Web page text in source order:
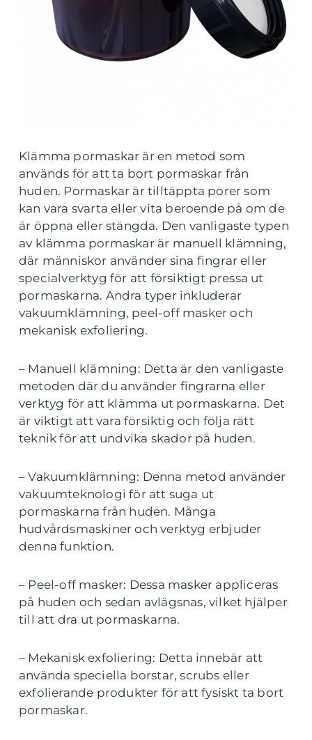
Klämma pormaskar är en metod som
används för att ta bort pormaskar från
huden. Pormaskar är tilltäppta porer som
kan vara svarta eller vita beroende på om de
är öppna eller stängda. Den vanligaste typen
av klämma pormaskar är manuell klämning,
där människor använder sina fingrar eller
specialverktyg för att försiktigt pressa ut
pormaskarna. Andra typer inkluderar
vakuumklämning, peel-off masker och
mekanisk exfoliering.
– Manuell klämning: Detta är den vanligaste
metoden där du använder fingrarna eller
verktyg för att klämma ut pormaskarna. Det
är viktigt att vara försiktig och följa rätt
teknik för att undvika skador på huden.
– Vakuumklämning: Denna metod använder
vakuumteknologi för att suga ut
pormaskarna från huden. Många
hudvårdsmaskiner och verktyg erbjuder
denna funktion.
– Peel-off masker: Dessa masker appliceras
på huden och sedan avlägsnas, vilket hjälper
till att dra ut pormaskarna.
– Mekanisk exfoliering: Detta innebär att
använda speciella borstar, scrubs eller
exfolierande produkter för att fysiskt ta bort
pormaskar.